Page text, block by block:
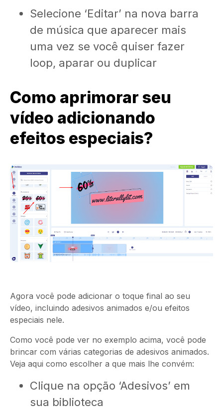
Selecione ‘Editar’ na nova barra
de música que aparecer mais
uma vez se você quiser fazer
loop, aparar ou duplicar
Como aprimorar seu
vídeo adicionando
efeitos especiais?
Agora você pode adicionar o toque final ao seu
vídeo, incluindo adesivos animados e/ou efeitos
especiais nele.
Como você pode ver no exemplo acima, você pode
brincar com várias categorias de adesivos animados.
Veja aqui como escolher a que mais lhe convém:
Clique na opção ‘Adesivos’ em
sua biblioteca